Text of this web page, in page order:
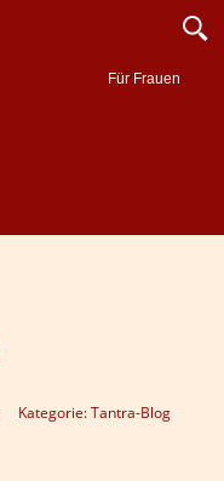
Für Frauen
Kategorie:Tantra-Blog